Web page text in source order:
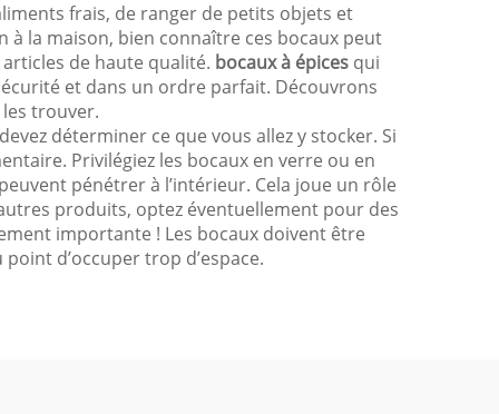
frais, de ranger de petits objets et
à la maison, bien connaître ces bocaux peut
de haute qualité. bocaux à épices qui
et dans un ordre parfait. Découvrons
trouver.
déterminer ce que vous allez y stocker. Si
Privilégiez les bocaux en verre ou en
pénétrer à l’intérieur. Cela joue un rôle
produits, optez éventuellement pour des
importante ! Les bocaux doivent être
d’occuper trop d’espace.